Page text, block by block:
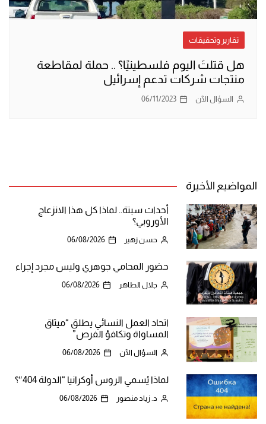
تقارير وتحقيقات
هل قتلتَ اليوم فلسطينيًا؟ .. حملة لمقاطعة
منتجات شركات تدعم إسرائيل
السؤال الآن 06/11/2023
المواضيع الأخيرة
أحداث سبتة.. لماذا كل هذا الانزعاج
الأوروبي؟
حسن زهير 06/08/2026
حضور المحامي جوهري وليس مجرد إجراء
جلال الطاهر 06/08/2026
اتحاد العمل النسائي يطلق “ميثاق
المساواة وتكافؤ الفرص”
السؤال الآن 06/08/2026
لماذا يُسمي الروس أوكرانيا “الدولة 404″؟
د. زياد منصور 06/08/2026